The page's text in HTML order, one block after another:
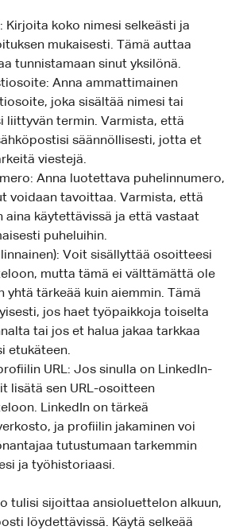
Kirjoita koko nimesi selkeästi ja
mukaisesti. Tämä auttaa
tunnistamaan sinut yksilönä.
Anna ammattimainen
joka sisältää nimesi tai
liittyvän termin. Varmista, että
säännöllisesti, jotta et
viestejä.
Anna luotettava puhelinnumero,
voidaan tavoittaa. Varmista, että
aina käytettävissä ja että vastaat
puheluihin.
Voit sisällyttää osoitteesi
mutta tämä ei välttämättä ole
yhtä tärkeää kuin aiemmin. Tämä
jos haet työpaikkoja toiselta
tai jos et halua jakaa tarkkaa
etukäteen.
URL: Jos sinulla on LinkedIn-
lisätä sen URL-osoitteen
LinkedIn on tärkeä
ja profiilin jakaminen voi
tutustumaan tarkemmin
ja työhistoriaasi.
tulisi sijoittaa ansioluettelon alkuun,
löydettävissä. Käytä selkeää